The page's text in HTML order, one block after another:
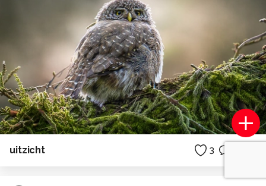
uitzicht 3